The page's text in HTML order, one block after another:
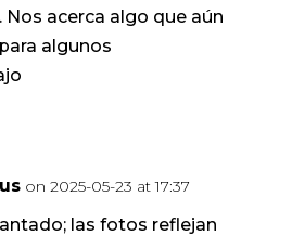
Nos acerca algo que aún
algunos
on 2025-05-23 at 17:37
las fotos reflejan